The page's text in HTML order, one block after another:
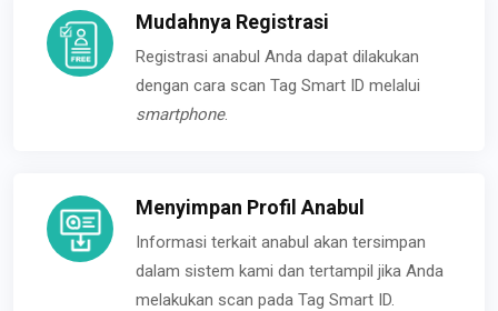
Mudahnya Registrasi
Registrasi anabul Anda dapat dilakukan
dengan cara scan Tag Smart ID melalui
smartphone.
Menyimpan Profil Anabul
Informasi terkait anabul akan tersimpan
dalam sistem kami dan tertampil jika Anda
melakukan scan pada Tag Smart ID.